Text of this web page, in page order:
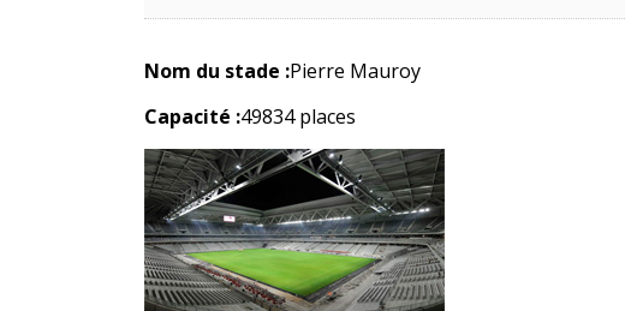
Nom du stade :Pierre Mauroy
Capacité :49834 places